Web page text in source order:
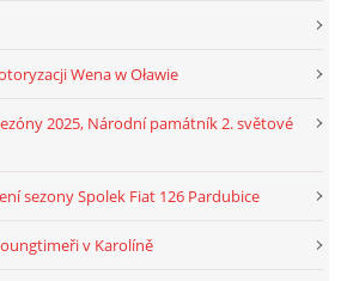
Wena w Oławie
2025, Národní památník 2. světové
sezony Spolek Fiat 126 Pardubice
v Karolíně